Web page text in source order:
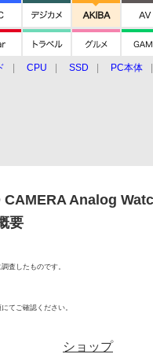
CPU SSD PC本体
Analog
要
査したものです。
てご確認ください。
ショップ